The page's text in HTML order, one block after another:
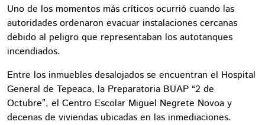
Uno de los momentos más críticos ocurrió cuando las
autoridades ordenaron evacuar instalaciones cercanas
debido al peligro que representaban los autotanques
incendiados.
Entre los inmuebles desalojados se encuentran el Hospital
General de Tepeaca, la Preparatoria BUAP “2 de
Octubre”, el Centro Escolar Miguel Negrete Novoa y
decenas de viviendas ubicadas en las inmediaciones.